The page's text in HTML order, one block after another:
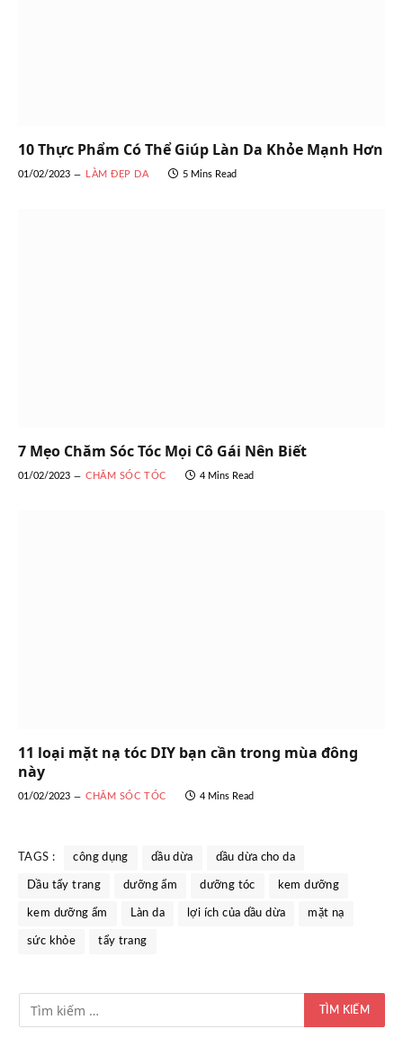
10 Thực Phẩm Có Thể Giúp Làn Da Khỏe Mạnh Hơn
01/02/2023 LÀM ĐẸP DA 5 Mins Read
7 Mẹo Chăm Sóc Tóc Mọi Cô Gái Nên Biết
01/02/2023 CHĂM SÓC TÓC 4 Mins Read
11 loại mặt nạ tóc DIY bạn cần trong mùa đông
này
01/02/2023 CHĂM SÓC TÓC 4 Mins Read
TAGS : công dụng dầu dừa dầu dừa cho da
Dầu tẩy trang dưỡng ẩm dưỡng tóc kem dưỡng
kem dưỡng ẩm Làn da lợi ích của dầu dừa mặt nạ
sức khỏe tẩy trang